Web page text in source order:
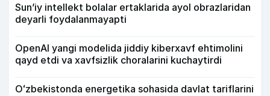
Sun’iy intellekt bolalar ertaklarida ayol obrazlaridan
deyarli foydalanmayapti
OpenAI yangi modelida jiddiy kiberxavf ehtimolini
qayd etdi va xavfsizlik choralarini kuchaytirdi
Oʻzbekistonda energetika sohasida davlat tariflarini